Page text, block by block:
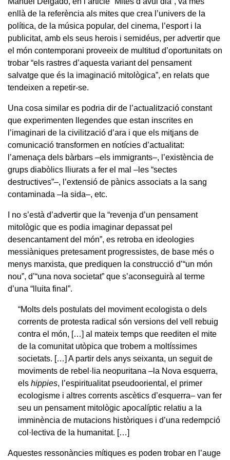
enllà de la referència als mites que crea l’univers de la
política, de la música popular, del cinema, l’esport i la
publicitat, amb els seus herois i semidéus, per advertir que
el món contemporani proveeix de multitud d’oportunitats on
trobar “els rastres d’aquesta variant del pensament
salvatge que és la imaginació mitològica”, en relats que
tendeixen a repetir-se.
Una cosa similar es podria dir de l’actualització constant
que experimenten llegendes que estan inscrites en
l’imaginari de la civilització d’ara i que els mitjans de
comunicació transformen en notícies d’actualitat:
l’amenaça dels bàrbars –els immigrants–, l’existència de
grups diabòlics lliurats a fer el mal –les “sectes
destructives”–, l’extensió de pànics associats a la sang
contaminada –la sida–, etc.
I no s’està d’advertir que la “revenja d’un pensament
mitològic que es podia imaginar depassat pel
desencantament del món”, es retroba en ideologies
messiàniques pretesament progressistes, de base més o
menys marxista, que prediquen la construcció d’“un món
nou”, d’“una nova societat” que s’aconseguirà al terme
d’una “lluita final”.
“Molts dels postulats del moviment ecologista o dels
corrents de protesta radical són versions del vell rebuig
contra el món, […] al mateix temps que reediten el mite
de la comunitat utòpica que trobem a moltíssimes
societats. […] A partir dels anys seixanta, un seguit de
moviments de rebel·lia neopuritana –la Nova esquerra,
els hippies, l’espiritualitat pseudooriental, el primer
ecologisme i altres corrents ascètics d’esquerra– van fer
seu un pensament mitològic apocalíptic relatiu a la
imminència de mutacions històriques i d’una redempció
col·lectiva de la humanitat. […]
Aquestes ressonàncies mítiques es poden trobar en l’auge